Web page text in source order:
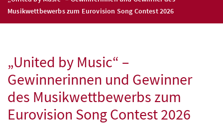
Musikwettbewerbs zum Eurovision Song Contest 2026
„United by Music“ –
Gewinnerinnen und Gewinner
des Musikwettbewerbs zum
Eurovision Song Contest 2026